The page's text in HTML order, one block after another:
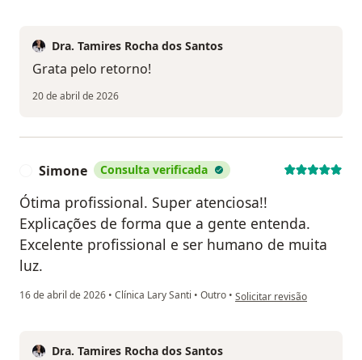
Dra. Tamires Rocha dos Santos
Grata pelo retorno!
20 de abril de 2026
Simone Consulta verificada
Ótima profissional. Super atenciosa!!
Explicações de forma que a gente entenda.
Excelente profissional e ser humano de muita
luz.
16 de abril de 2026 • Clínica Lary Santi • Outro • na opinião do utilizador
Solicitar revisão
Dra. Tamires Rocha dos Santos